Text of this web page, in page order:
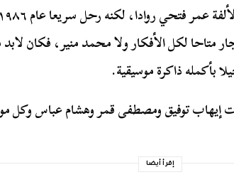
لكل الأفكار ولا محمد منير، فكان
بأكمله ذاكرة موسيقية.
إيهاب توفيق ومصطفى قمر وهشام عباس وكل
إقرأ أيضا